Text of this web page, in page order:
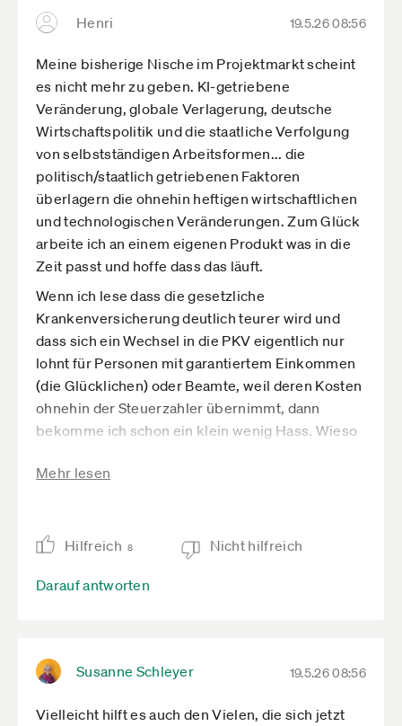
Henri 19.5.26 08:56
Meine bisherige Nische im Projektmarkt scheint
es nicht mehr zu geben. KI-getriebene
Veränderung, globale Verlagerung, deutsche
Wirtschaftspolitik und die staatliche Verfolgung
von selbstständigen Arbeitsformen... die
politisch/staatlich getriebenen Faktoren
überlagern die ohnehin heftigen wirtschaftlichen
und technologischen Veränderungen. Zum Glück
arbeite ich an einem eigenen Produkt was in die
Zeit passt und hoffe dass das läuft.
Wenn ich lese dass die gesetzliche
Krankenversicherung deutlich teurer wird und
dass sich ein Wechsel in die PKV eigentlich nur
lohnt für Personen mit garantiertem Einkommen
(die Glücklichen) oder Beamte, weil deren Kosten
ohnehin der Steuerzahler übernimmt, dann
bekomme ich schon ein klein wenig Hass. Wieso
Kosten in die PKV flüchten währen das Land
Mehr lesen
Hilfreich 8 Nicht hilfreich
Darauf antworten
Susanne Schleyer 19.5.26 08:56
Vielleicht hilft es auch den Vielen, die sich jetzt